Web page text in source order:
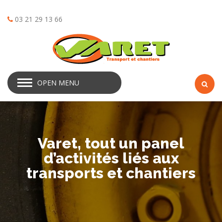
03 21 29 13 66
OPEN MENU
Varet, tout un panel
d’activités liés aux
transports et chantiers